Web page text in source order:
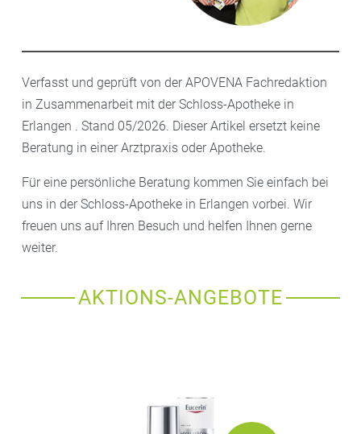
Verfasst und geprüft von der APOVENA Fachredaktion
in Zusammenarbeit mit der Schloss-Apotheke in
Erlangen . Stand 05/2026. Dieser Artikel ersetzt keine
Beratung in einer Arztpraxis oder Apotheke.
Für eine persönliche Beratung kommen Sie einfach bei
uns in der Schloss-Apotheke in Erlangen vorbei. Wir
freuen uns auf Ihren Besuch und helfen Ihnen gerne
weiter.
AKTIONS-ANGEBOTE